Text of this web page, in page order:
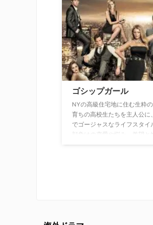
長していく姿が描かれる家族
ゴシップガール
NYの高級住宅地に住む生粋
育ちの高校生たちを主人公に
でゴージャスなライフスタイ
顔負けの恋愛や悩み、羨望と